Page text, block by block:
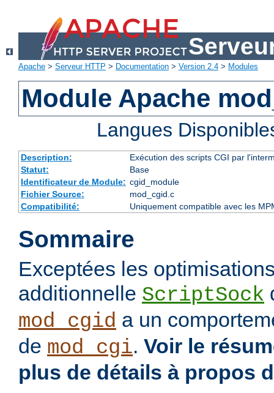
Apache > Serveur HTTP > Documentation > Version 2.4 > Modules
Module Apache
Langues
Description:
Exécution des scripts CGI par
Statut:
Base
Identificateur de Module: cgid_module
Fichier Source:
mod_cgid.c
Compatibilité:
Uniquement compatible avec les
Sommaire
Exceptées les
additionnelle ScriptSock
mod_cgid a un
de mod_cgi. Voir le
plus de détails à propos